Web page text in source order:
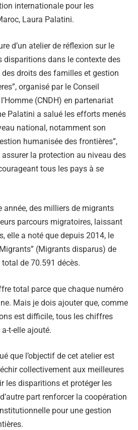
internationale pour les
Laura Palatini.
d’un atelier de réflexion sur le
disparitions dans le contexte des
droits des familles et gestion
organisé par le Conseil
(CNDH) en partenariat
Palatini a salué les efforts menés
national, notamment son
humanisée des frontières”,
la protection au niveau des
tous les pays à se
année, des milliers de migrants
parcours migratoires, laissant
elle a noté que depuis 2014, le
(Migrants disparus) de
total de 70.591 décès.
total parce que chaque numéro
Mais je dois ajouter que, comme
est difficile, tous les chiffres
t-elle ajouté.
que l’objectif de cet atelier est
collectivement aux meilleures
les disparitions et protéger les
part renforcer la coopération
pour une gestion